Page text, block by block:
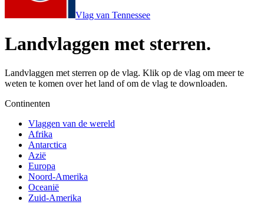
Vlag van Tennessee
Landvlaggen met sterren.
Landvlaggen met sterren op de vlag. Klik op de vlag om meer te
weten te komen over het land of om de vlag te downloaden.
Continenten
Vlaggen van de wereld
Afrika
Antarctica
Azië
Europa
Noord-Amerika
Oceanië
Zuid-Amerika